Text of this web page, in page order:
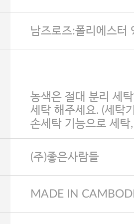
남즈로즈:폴리에스터
농색은 절대 분리 세
세탁 해주세요. (세탁
손세탁 기능으로 세탁
(주)좋은사람들
MADE IN